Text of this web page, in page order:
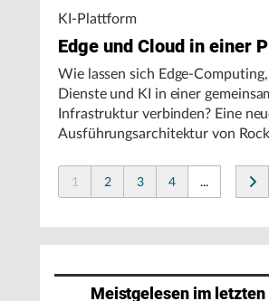
KI-Plattform
Edge und Cloud in einer
Wie lassen sich Edge-
Dienste und KI in einer
Infrastruktur verbinden? Eine
Ausführungsarchitektur von
vereinfachen und den autonomen
Fertigungsbetrieb unterstützen.
1 2 3 4 ...
Meistgelesen im letzten